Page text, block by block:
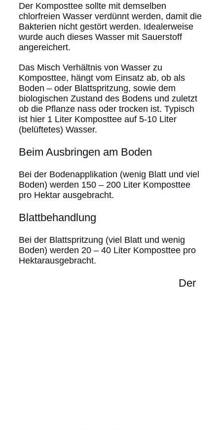
Der Komposttee sollte mit demselben
chlorfreien Wasser verdünnt werden, damit die
Bakterien nicht gestört werden. Idealerweise
wurde auch dieses Wasser mit Sauerstoff
angereichert.
Das Misch Verhältnis von Wasser zu
Komposttee, hängt vom Einsatz ab, ob als
Boden – oder Blattspritzung, sowie dem
biologischen Zustand des Bodens und zuletzt
ob die Pflanze nass oder trocken ist. Typisch
ist hier 1 Liter Komposttee auf 5-10 Liter
(belüftetes) Wasser.
Beim Ausbringen am Boden
Bei der Bodenapplikation (wenig Blatt und viel
Boden) werden 150 – 200 Liter Komposttee
pro Hektar ausgebracht.
Blattbehandlung
Bei der Blattspritzung (viel Blatt und wenig
Boden) werden 20 – 40 Liter Komposttee pro
Hektarausgebracht.
Der